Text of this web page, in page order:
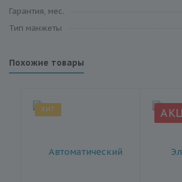
Гарантия, мес.
Тип манжеты
Похожие товары
ХИТ